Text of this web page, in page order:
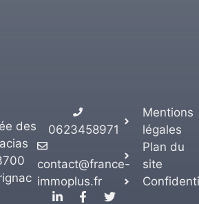
des
0623458971
contact@france-
immoplus.fr
Mentions
légales
Plan du
site